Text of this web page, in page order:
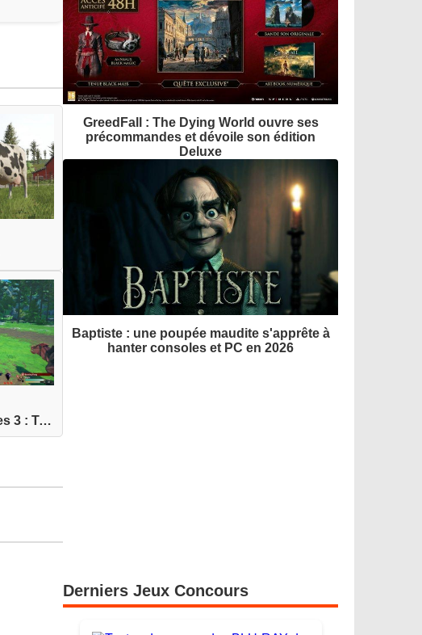
Monster Hunter Stories 3 : Twisted Reflection
GreedFall : The Dying World ouvre ses
précommandes et dévoile son édition
Deluxe
Baptiste : une poupée maudite s'apprête à
hanter consoles et PC en 2026
Derniers Jeux Concours